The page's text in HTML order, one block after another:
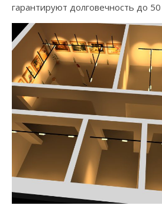
гарантируют долговечность до 50